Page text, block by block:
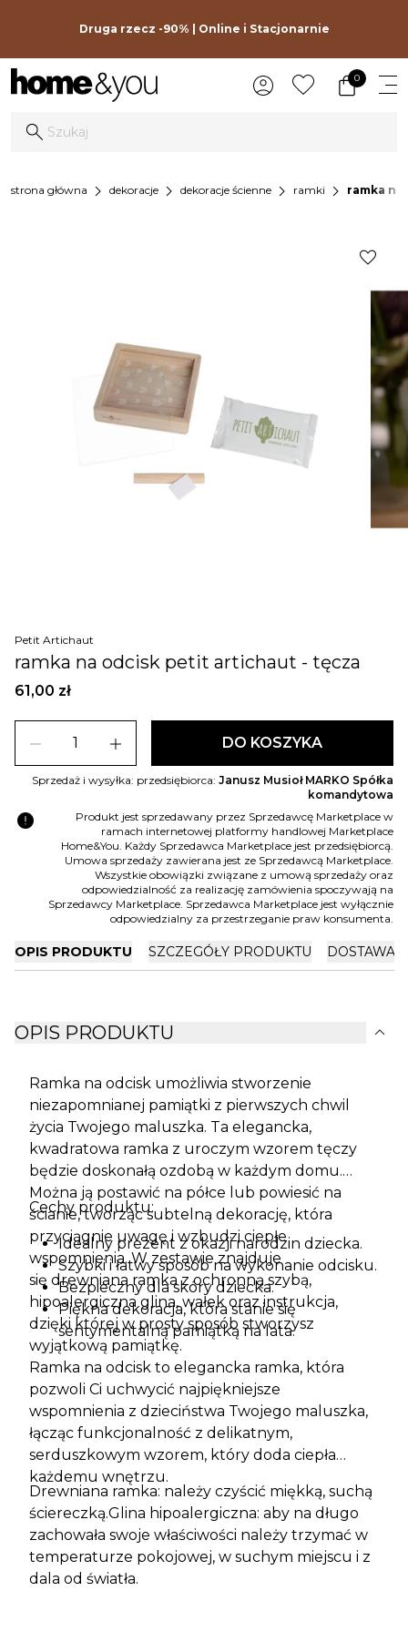
Druga rzecz -90% | Online i Stacjonarnie
0
strona główna chevron_right dekoracje chevron_right dekoracje ścienne chevron_right ramki chevron_right ramka
Petit Artichaut
ramka na odcisk petit artichaut - tęcza
61,00 zł
remove add DO KOSZYKA
Sprzedaż i wysyłka: przedsiębiorca: Janusz Musioł MARKO Spółka
komandytowa
error
Produkt jest sprzedawany przez Sprzedawcę Marketplace w
ramach internetowej platformy handlowej Marketplace
Home&You. Każdy Sprzedawca Marketplace jest przedsiębiorcą.
Umowa sprzedaży zawierana jest ze Sprzedawcą Marketplace.
Wszystkie obowiązki związane z umową sprzedaży oraz
odpowiedzialność za realizację zamówienia spoczywają na
Sprzedawcy Marketplace. Sprzedawca Marketplace jest wyłącznie
odpowiedzialny za przestrzeganie praw konsumenta.
favorite
OPIS PRODUKTU SZCZEGÓŁY PRODUKTU DOSTAWA
OPIS PRODUKTU expand_more
Ramka na odcisk umożliwia stworzenie
niezapomnianej pamiątki z pierwszych chwil
życia Twojego maluszka. Ta elegancka,
kwadratowa ramka z uroczym wzorem tęczy
będzie doskonałą ozdobą w każdym domu.
Można ją postawić na półce lub powiesić na
ścianie, tworząc subtelną dekorację, która
przyciągnie uwagę i wzbudzi ciepłe
wspomnienia. W zestawie znajduje
się drewniana ramka z ochronną szybą,
hipoalergiczna glina, wałek oraz instrukcja,
dzięki której w prosty sposób stworzysz
wyjątkową pamiątkę.
Cechy produktu:
Idealny prezent z okazji narodzin dziecka.
Szybki i łatwy sposób na wykonanie odcisku.
Bezpieczny dla skóry dziecka.
Piękna dekoracja, która stanie się
sentymentalną pamiątką na lata.
Ramka na odcisk to elegancka ramka, która
pozwoli Ci uchwycić najpiękniejsze
wspomnienia z dzieciństwa Twojego maluszka,
łącząc funkcjonalność z delikatnym,
serduszkowym wzorem, który doda ciepła
każdemu wnętrzu.
Drewniana ramka: należy czyścić miękką, suchą
ściereczką.Glina hipoalergiczna: aby na długo
zachowała swoje właściwości należy trzymać w
temperaturze pokojowej, w suchym miejscu i z
dala od światła.